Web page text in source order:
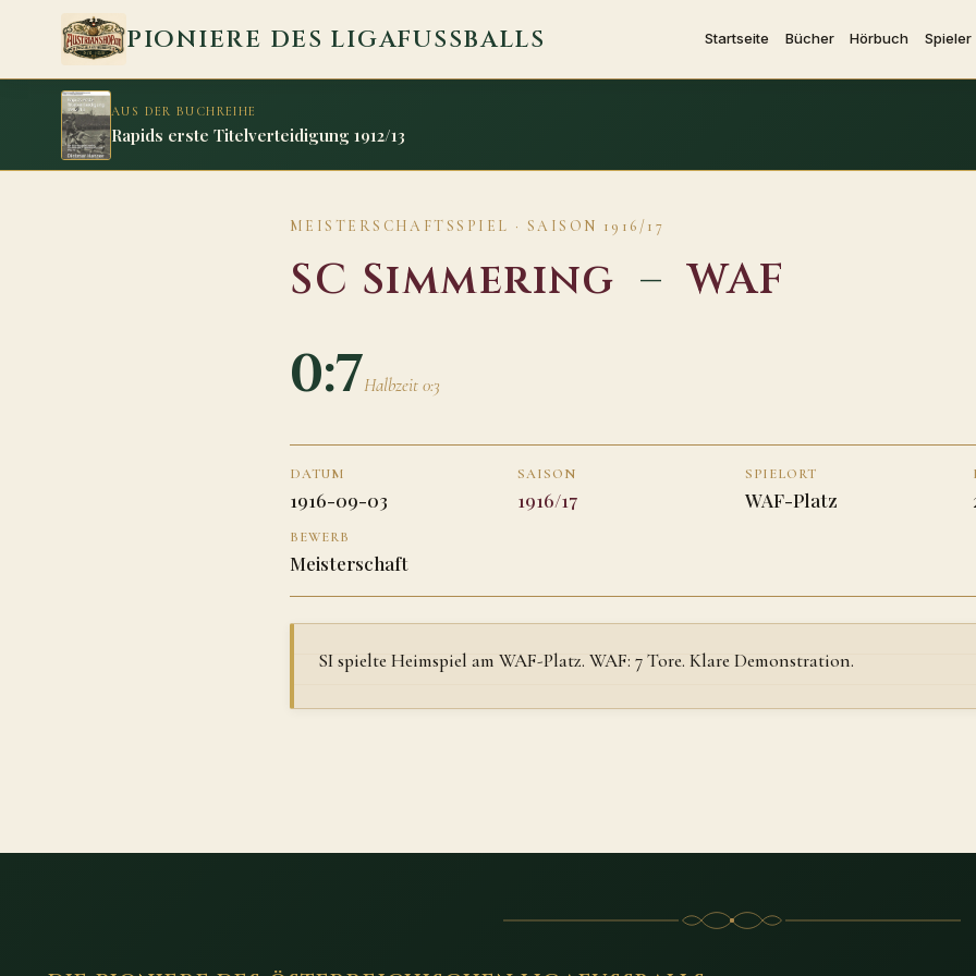
Zum Inhalt springen
PIONIERE DES LIGAFUSSBALLS Startseite Bücher Hörbuch Spieler
AUS DER BUCHREIHE
Rapids erste Titelverteidigung 1912/13
MEISTERSCHAFTSSPIEL · SAISON 1916/17
SC Simmering –WAF
0:7Halbzeit 0:3
DATUM
1916-09-03
SAISON
1916/17
SPIELORT
WAF-Platz
BEWERB
Meisterschaft
SI spielte Heimspiel am WAF-Platz. WAF: 7 Tore. Klare Demonstration.